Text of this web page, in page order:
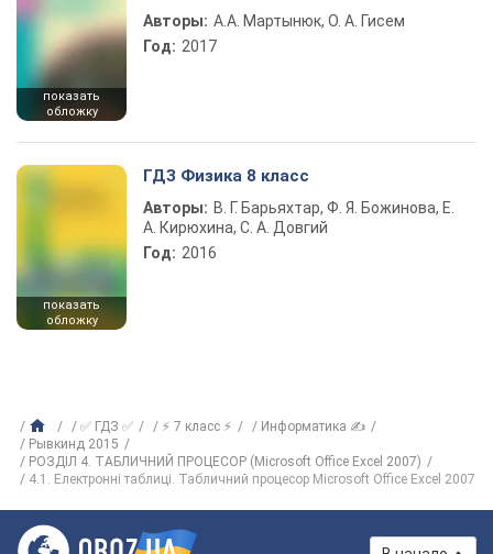
показать
обложку
Авторы: А.А. Мартынюк, О. А. Гисем
Год: 2017
показать
обложку
ГДЗ Физика 8 класс
Авторы: В. Г. Барьяхтар, Ф. Я. Божинова, Е.
А. Кирюхина, С. А. Довгий
Год: 2016
✅ ГДЗ ✅ ⚡ 7 класс ⚡
Информатика ✍
Рывкинд 2015
РОЗДІЛ 4. ТАБЛИЧНИЙ ПРОЦЕСОР (Microsoft Office Excel 2007)
4.1. Електронні таблиці. Табличний процесор Microsoft Office Excel 2007